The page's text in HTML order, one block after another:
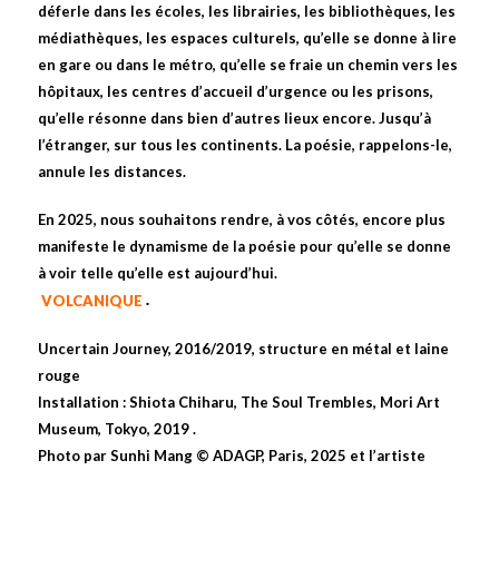
déferle dans les écoles, les librairies, les bibliothèques, les
médiathèques, les espaces culturels, qu’elle se donne à lire
en gare ou dans le métro, qu’elle se fraie un chemin vers les
hôpitaux, les centres d’accueil d’urgence ou les prisons,
qu’elle résonne dans bien d’autres lieux encore. Jusqu’à
l’étranger, sur tous les continents. La poésie, rappelons-le,
annule les distances.
En 2025, nous souhaitons rendre, à vos côtés, encore plus
manifeste le dynamisme de la poésie pour qu’elle se donne
à voir telle qu’elle est aujourd’hui.
VOLCANIQUE .
Uncertain Journey, 2016/2019, structure en métal et laine
rouge
Installation : Shiota Chiharu, The Soul Trembles, Mori Art
Museum, Tokyo, 2019 .
Photo par Sunhi Mang © ADAGP, Paris, 2025 et l’artiste